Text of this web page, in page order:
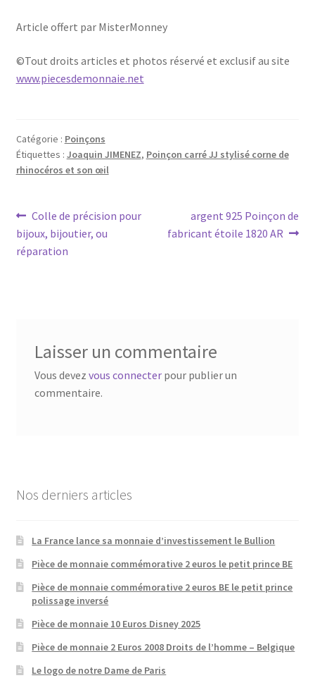
Article offert par MisterMonney
©Tout droits articles et photos réservé et exclusif au site
www.piecesdemonnaie.net
Catégorie : Poinçons
Étiquettes : Joaquin JIMENEZ, Poinçon carré JJ stylisé corne de
rhinocéros et son œil
Colle de précision pour
bijoux, bijoutier, ou
réparation
argent 925 Poinçon de
fabricant étoile 1820 AR
Laisser un commentaire
Vous devez vous connecterpour publier un
commentaire.
Nos derniers articles
La France lance sa monnaie d’investissement le Bullion
Pièce de monnaie commémorative 2 euros le petit prince BE
Pièce de monnaie commémorative 2 euros BE le petit prince
polissage inversé
Pièce de monnaie 10 Euros Disney 2025
Pièce de monnaie 2 Euros 2008 Droits de l’homme – Belgique
Le logo de notre Dame de Paris